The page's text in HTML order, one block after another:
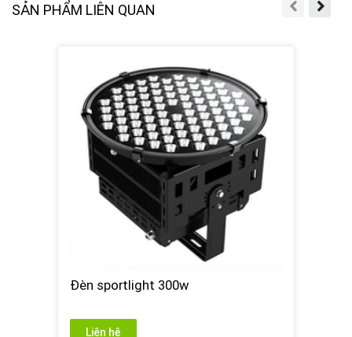
SẢN PHẨM LIÊN QUAN
Đèn sportlight 300w
Liên hệ